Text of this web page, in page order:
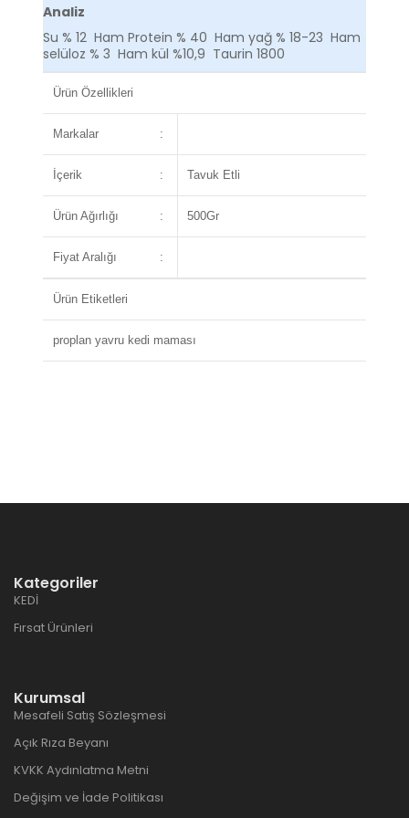
Analiz
Su % 12 Ham Protein % 40 Ham yağ % 18-23 Ham
selüloz % 3 Ham kül %10,9 Taurin 1800
Ürün Özellikleri
Markalar :
İçerik : Tavuk Etli
Ürün Ağırlığı : 500Gr
Fiyat Aralığı :
Ürün Etiketleri
proplan yavru kedi maması
Kategoriler
KEDİ
Fırsat Ürünleri
Kurumsal
Mesafeli Satış Sözleşmesi
Açık Rıza Beyanı
KVKK Aydınlatma Metni
Değişim ve İade Politikası